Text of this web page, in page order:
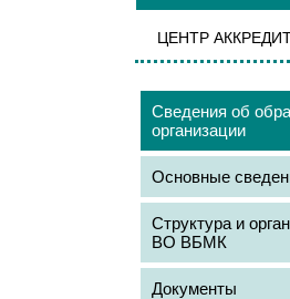
ЦЕНТР
Сведения об
организации
Основные
Структура и
ВО ВБМК
Документы